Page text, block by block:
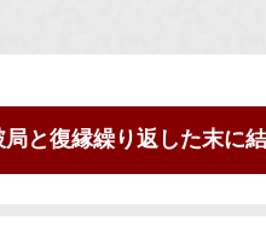
と復縁繰り返した末に